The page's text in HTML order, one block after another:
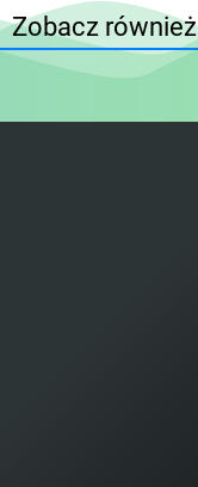
Zobacz również